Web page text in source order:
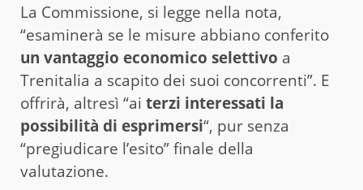
La Commissione, si legge nella nota,
“esaminerà se le misure abbiano conferito
un vantaggio economico selettivo a
Trenitalia a scapito dei suoi concorrenti”. E
offrirà, altresì “ai terzi interessati la
possibilità di esprimersi“, pur senza
“pregiudicare l’esito” finale della
valutazione.